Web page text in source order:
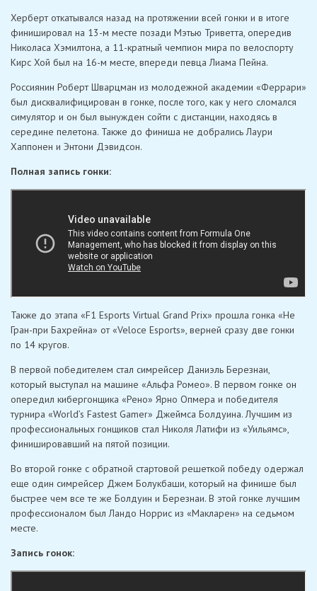
Херберт откатывался назад на протяжении всей гонки и в итоге
финишировал на 13-м месте позади Мэтью Триветта, опередив
Николаса Хэмилтона, а 11-кратный чемпион мира по велоспорту
Кирс Хой был на 16-м месте, впереди певца Лиама Пейна.
Россиянин Роберт Шварцман из молодежной академии «Феррари»
был дисквалифицирован в гонке, после того, как у него сломался
симулятор и он был вынужден сойти с дистанции, находясь в
середине пелетона. Также до финиша не добрались Лаури
Хаппонен и Энтони Дэвидсон.
Полная запись гонки:
Также до этапа «F1 Esports Virtual Grand Prix» прошла гонка «Не
Гран-при Бахрейна» от «Veloce Esports», верней сразу две гонки
по 14 кругов.
В первой победителем стал симрейсер Даниэль Березнаи,
который выступал на машине «Альфа Ромео». В первом гонке он
опередил кибергонщика «Рено» Ярно Опмера и победителя
турнира «World’s Fastest Gamer» Джеймса Болдуина. Лучшим из
профессиональных гонщиков стал Николя Латифи из «Уильямс»,
финишировавший на пятой позиции.
Во второй гонке с обратной стартовой решеткой победу одержал
еще один симрейсер Джем Болукбаши, который на финише был
быстрее чем все те же Болдуин и Березнаи. В этой гонке лучшим
профессионалом был Ландо Норрис из «Макларен» на седьмом
месте.
Запись гонок: